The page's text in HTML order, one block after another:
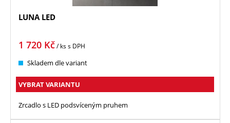
LUNA LED
1 720 Kč/ kss DPH
Skladem dle variant
VYBRAT VARIANTU
Zrcadlo s LED podsvíceným pruhem